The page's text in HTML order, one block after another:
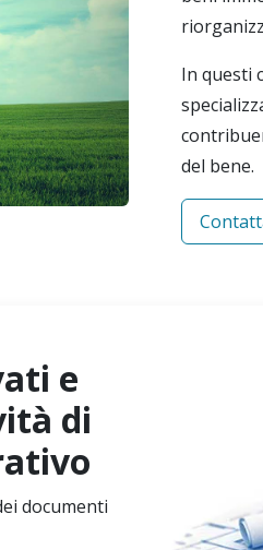
In questi
del bene.
e
di
documenti